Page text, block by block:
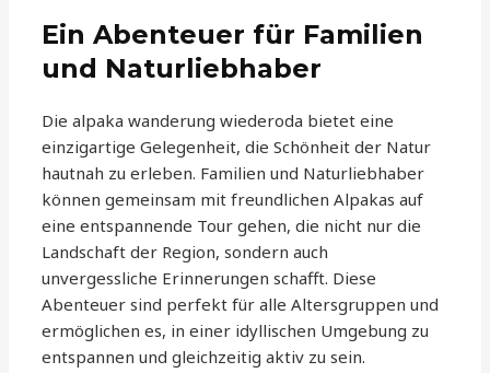
Ein Abenteuer für Familien
und Naturliebhaber
Die alpaka wanderung wiederoda bietet eine
einzigartige Gelegenheit, die Schönheit der Natur
hautnah zu erleben. Familien und Naturliebhaber
können gemeinsam mit freundlichen Alpakas auf
eine entspannende Tour gehen, die nicht nur die
Landschaft der Region, sondern auch
unvergessliche Erinnerungen schafft. Diese
Abenteuer sind perfekt für alle Altersgruppen und
ermöglichen es, in einer idyllischen Umgebung zu
entspannen und gleichzeitig aktiv zu sein.